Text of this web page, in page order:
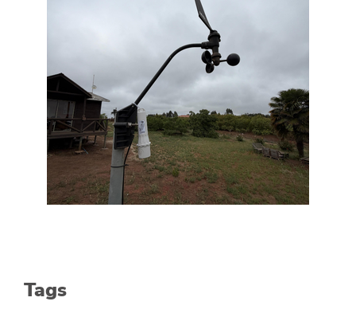
Tags